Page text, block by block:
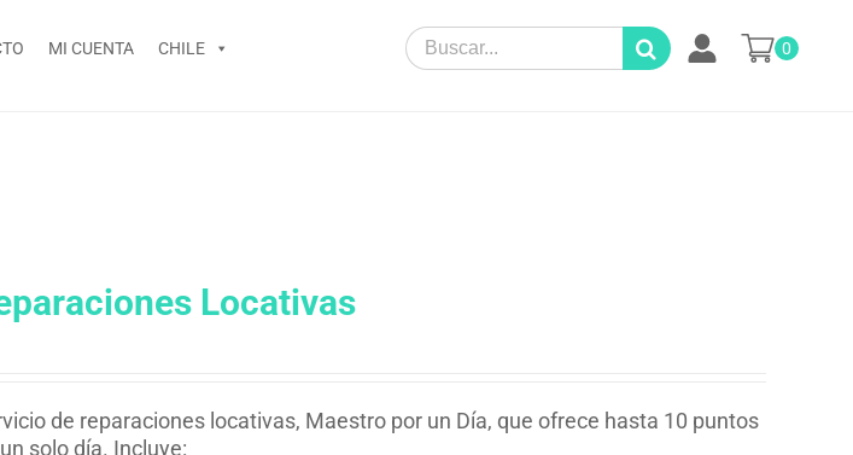
MI CUENTA CHILE
Search
for:
0
Locativas
de reparaciones locativas, Maestro por un Día, que ofrece hasta 10 puntos
solo día. Incluye: